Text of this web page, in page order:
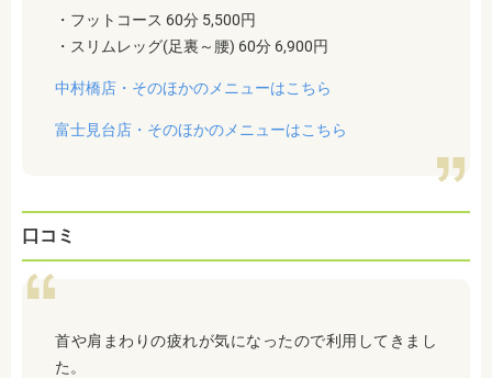
・フットコース 60分 5,500円
・スリムレッグ(足裏～腰) 60分 6,900円
中村橋店・そのほかのメニューはこちら
富士見台店・そのほかのメニューはこちら
口コミ
首や肩まわりの疲れが気になったので利用してきまし
た。